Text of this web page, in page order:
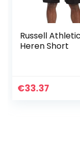
Russell Athletic
Heren Short
€33.37